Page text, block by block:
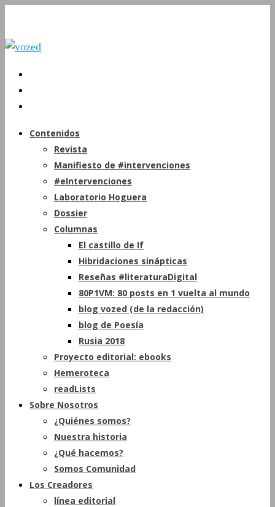
Contenidos
Revista
Manifiesto de #intervenciones
#eIntervenciones
Laboratorio Hoguera
Dossier
Columnas
El castillo de If
Hibridaciones sinápticas
Reseñas #literaturaDigital
80P1VM: 80 posts en 1 vuelta al mundo
blog vozed (de la redacción)
blog de Poesía
Rusia 2018
Proyecto editorial: ebooks
Hemeroteca
readLists
Sobre Nosotros
¿Quiénes somos?
Nuestra historia
¿Qué hacemos?
Somos Comunidad
Los Creadores
línea editorial